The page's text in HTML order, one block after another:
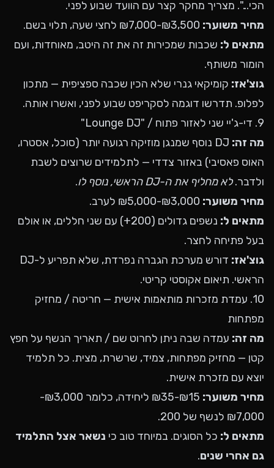
הכי...". מצריך מחקר קצר עם הוועד שבוע לפני.
מחיר משוער:
מתאים ל: שכבות שמכירות זה את זה היטב, מאוחדות, ועם
הומור משותף.
גוצ'אז: קומיקאי גנרי שלא הכין שכבה ספציפית — מתכון
לפלופ. תדרשו דוגמה לסקריפט שבוע לפני, ואשרו אותה.
9. די-ג'יי שני לאזור פתוח / "Lounge DJ"
מה זה:
DJ נוסף שמנגן מוזיקה רגועה יותר (סוכל, אסטרו,
האוס פאסיבי) באזור צדדי — לתלמידים שרוצים לשבת
ולדבר.לא מחליף את ה-DJ הראשי, נוסף לו
.
מחיר משוער:
מתאים ל:
נשפים גדולים (200+) עם שני חללים, או אולם
בעל פתיחה לחצר.
גוצ'אז:
דורש מערכת הגברה נפרדת, שלא תפריע ל-DJ
הראשי. תיאום אקוסטי קריטי.
10. עמדת מזכרות מותאמות אישית — חריטה / מחזיק
מפתחות
מה זה: עמדה שבה ניתן לחרוט שם / תאריך הנשף על חפץ
קטן — מחזיק מפתחות, צמיד, שרשרת, מצית. כל תלמיד
יוצא עם מזכרת אישית.
מחיר משוער:
₪15-₪35 ליחידה, כלומר ₪3,000-
₪7,000 לנשף של 200.
מתאים ל: כל הסוגים. במיוחד טוב כי נשאר אצל התלמיד
גם אחרי שנים.